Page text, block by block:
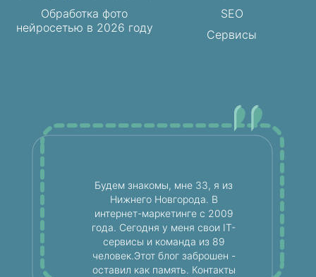
Обработка фото
нейросетью в 2026 году
SEO
Сервисы
Будем знакомы, мне 33, я из
Нижнего Новгорода. В
интернет-маркетинге с 2009
года. Сегодня у меня свои IT-
сервисы и команда из 89
человек.Этот блог заброшен -
оставил как память. Контакты